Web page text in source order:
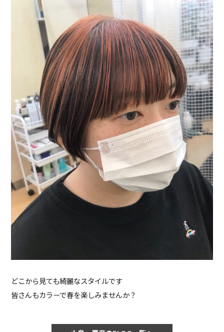
どこから見ても綺麗なスタイルです
皆さんもカラーで春を楽しみませんか？